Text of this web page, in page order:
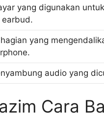
yang digunakan
earbud.
yang
audio yang
Cara